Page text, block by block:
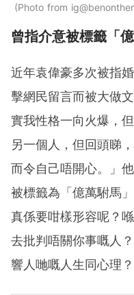
Photo from
曾指介意被標籤「億
近年袁偉豪多次被指
擊網民留言而被大做
實我性格一向火爆，
另一個人，但回頭睇
而令自己唔開心。」
被標籤為「億萬駙馬
真係要咁樣形容呢？
去批判唔關你事嘅人
響人哋嘅人生同心理？